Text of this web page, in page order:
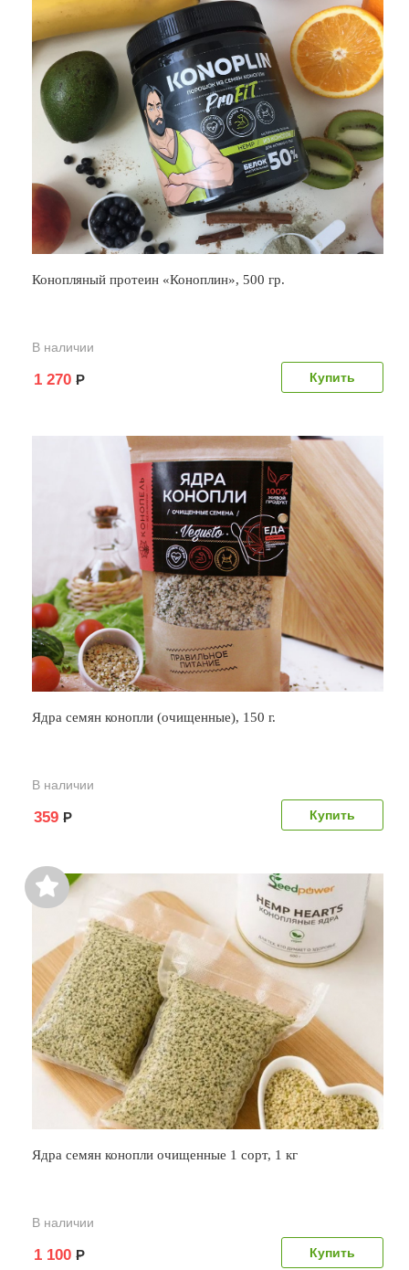
Конопляный протеин «Коноплин», 500 гр.
В наличии
1 270 Р
Ядра семян конопли (очищенные), 150 г.
В наличии
359 Р
Ядра семян конопли очищенные 1 сорт, 1 кг
В наличии
1 100 Р